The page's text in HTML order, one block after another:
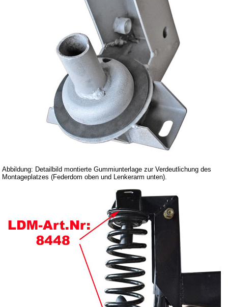
Abbildung: Detailbild montierte Gummiunterlage zur Verdeutlichung des
Montageplatzes (Federdom oben und Lenkerarm unten).